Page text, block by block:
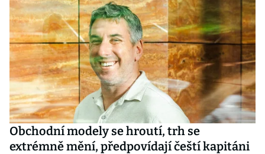
Obchodní modely se hroutí, trh se
extrémně mění, předpovídají čeští kapitáni